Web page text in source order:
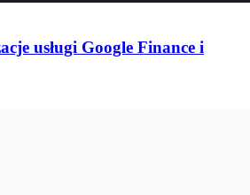
usługi Google Finance i